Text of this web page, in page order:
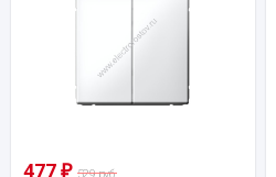
477 ₽ 529 руб.